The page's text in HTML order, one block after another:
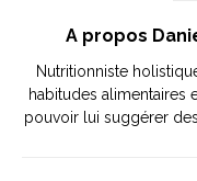
A propos
Nutritionniste
habitudes
pouvoir lui suggérer